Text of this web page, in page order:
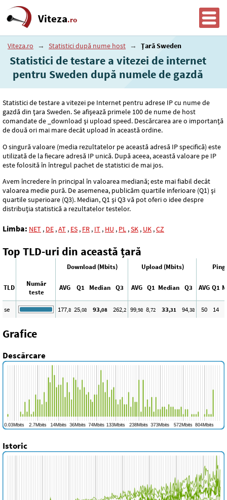
Viteza.ro
Viteza.ro → Statistici după nume host → Țară Sweden
Statistici de testare a vitezei de internet
pentru Sweden după numele de gazdă
Statistici de testare a vitezei pe Internet pentru adrese IP cu nume de
gazdă din țara Sweden. Se afișează primele 100 de nume de host
comandate de _download și upload speed. Descărcarea are o importanță
de două ori mai mare decât upload în această ordine.
O singură valoare (media rezultatelor pe această adresă IP specifică) este
utilizată de la fiecare adresă IP unică. După aceea, această valoare pe IP
este folosită în întregul pachet de statistici de mai jos.
Avem încredere în principal în valoarea mediană; este mai fiabil decât
valoarea medie pură. De asemenea, publicăm quartile inferioare (Q1) și
quartile superioare (Q3). Median, Q1 și Q3 vă pot oferi o idee despre
distribuția statistică a rezultatelor testelor.
Limba: NET , DE ,AT , ES , FR , IT , HU , PL ,SK , UK ,CZ
Top TLD-uri din această țară
Download (Mbits) Upload (Mbits) Ping
TLD
Număr
teste
AVG Q1 Median Q3 AVG Q1 Median Q3 AVG Q1
se 177,8 25,08 93,08 262,2 99,98 8,72 33,31 94,38 50 14
Grafice
Descărcare
Istoric